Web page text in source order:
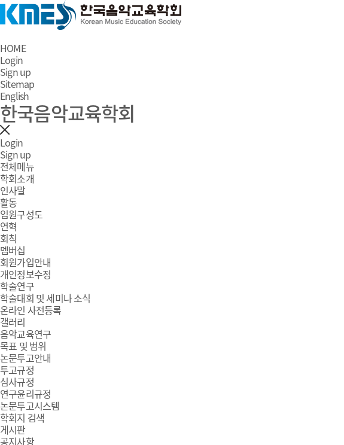
HOME
Login
Sign up
Sitemap
English
한국음악교육학회
Login
Sign up
전체메뉴
학회소개
인사말
활동
임원구성도
연혁
회칙
멤버십
회원가입안내
개인정보수정
학술연구
학술대회 및 세미나 소식
온라인 사전등록
갤러리
음악교육연구
목표 및 범위
논문투고안내
투고규정
심사규정
연구윤리규정
논문투고시스템
학회지 검색
게시판
공지사항